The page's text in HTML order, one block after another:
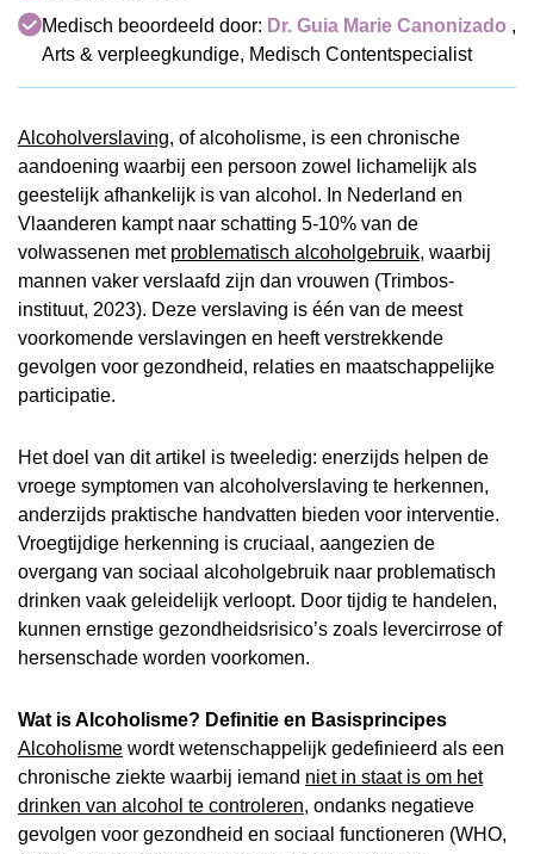
Medisch beoordeeld door: Dr. Guia Marie Canonizado ,
Arts & verpleegkundige, Medisch Contentspecialist
Alcoholverslaving, of alcoholisme, is een chronische
aandoening waarbij een persoon zowel lichamelijk als
geestelijk afhankelijk is van alcohol. In Nederland en
Vlaanderen kampt naar schatting 5-10% van de
volwassenen met problematisch alcoholgebruik, waarbij
mannen vaker verslaafd zijn dan vrouwen (Trimbos-
instituut, 2023). Deze verslaving is één van de meest
voorkomende verslavingen en heeft verstrekkende
gevolgen voor gezondheid, relaties en maatschappelijke
participatie.
Het doel van dit artikel is tweeledig: enerzijds helpen de
vroege symptomen van alcoholverslaving te herkennen,
anderzijds praktische handvatten bieden voor interventie.
Vroegtijdige herkenning is cruciaal, aangezien de
overgang van sociaal alcoholgebruik naar problematisch
drinken vaak geleidelijk verloopt. Door tijdig te handelen,
kunnen ernstige gezondheidsrisico’s zoals levercirrose of
hersenschade worden voorkomen.
Wat is Alcoholisme? Definitie en Basisprincipes
Alcoholisme wordt wetenschappelijk gedefinieerd als een
chronische ziekte waarbij iemand niet in staat is om het
drinken van alcohol te controleren, ondanks negatieve
gevolgen voor gezondheid en sociaal functioneren (WHO,